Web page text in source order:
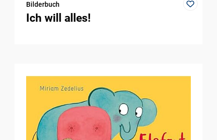
Bilderbuch
Ich will alles!